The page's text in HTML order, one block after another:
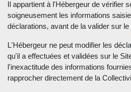
Il appartient à l'Hébergeur de vérifier
soigneusement les informations
déclarations, avant de la valider sur le
L'Hébergeur ne peut modifier les
qu'il a effectuées et validées sur le
l'inexactitude des informations
rapprocher directement de la